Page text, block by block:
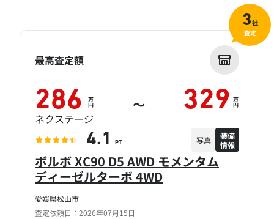
愛媛県松山市
査定依頼日：2026年07月15日
ボルボ XC90 D5 AWD モメンタム
ディーゼルターボ 4WD
最高査定額
286 万
円 ～ 329 万
円
ネクステージ
4.1 PT 写真
装備
情報
3社
査定